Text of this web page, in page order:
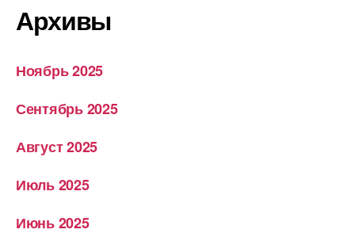
Архивы
Ноябрь 2025
Сентябрь 2025
Август 2025
Июль 2025
Июнь 2025